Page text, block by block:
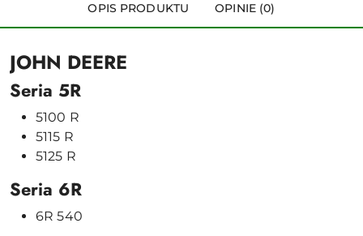
OPIS PRODUKTU OPINIE (0)
JOHN DEERE
Seria 5R
5100 R
5115 R
5125 R
Seria 6R
6R540